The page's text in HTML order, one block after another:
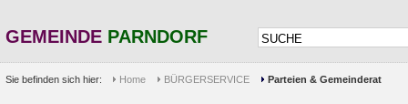
GEMEINDE PARNDORF
Sie befinden sich hier: Home BÜRGERSERVICE Parteien & Gemeinderat